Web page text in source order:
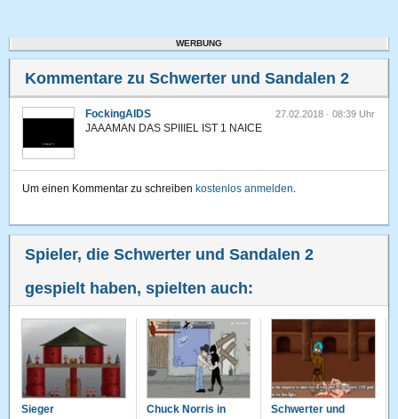
WERBUNG
Kommentare zu Schwerter und Sandalen 2
FockingAIDS 27.02.2018 · 08:39 Uhr
JAAAMAN DAS SPIIIEL IST 1 NAICE
Um einen Kommentar zu schreiben kostenlos anmelden.
Spieler, die Schwerter und Sandalen 2
gespielt haben, spielten auch:
Sieger
Chuck Norris in
Schwerter und